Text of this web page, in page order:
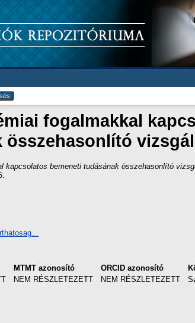
fogalmakkal
összehasonlító
kapcsolatos bemeneti tudásának összehasonlító
MTMT azonosító ORCID azonosító
NEM RÉSZLETEZETT NEM RÉSZLETEZETT